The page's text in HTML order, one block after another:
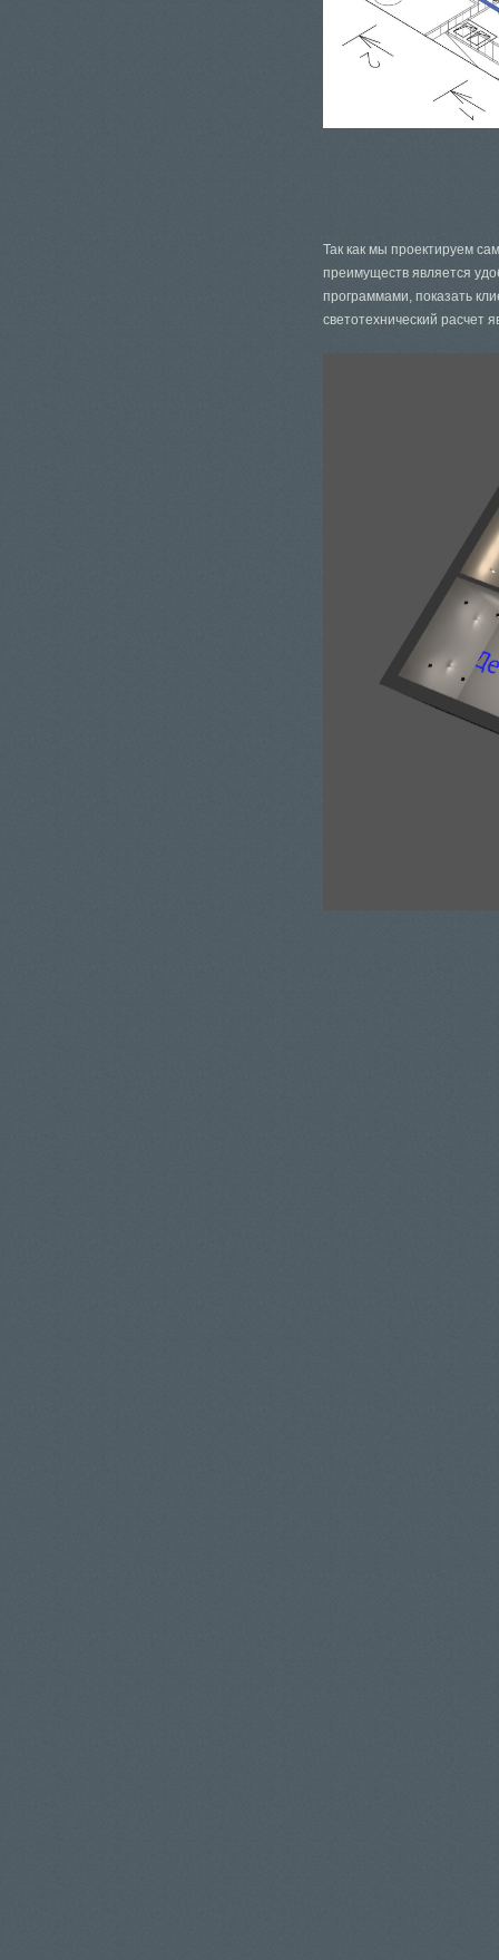
Так как мы проектируем
преимуществ является
программами, показать
светотехнический расчет